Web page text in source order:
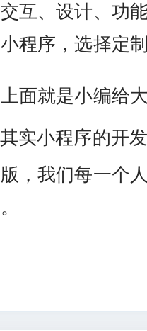
互、设计、功
程序，选择定
就是小编给大
实小程序的开
，我们每一个